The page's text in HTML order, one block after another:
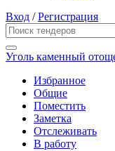
Вход /Регистрация
Уголь каменный
Избранное
Общие
Поместить
Заметка
Отслеживать
В работу